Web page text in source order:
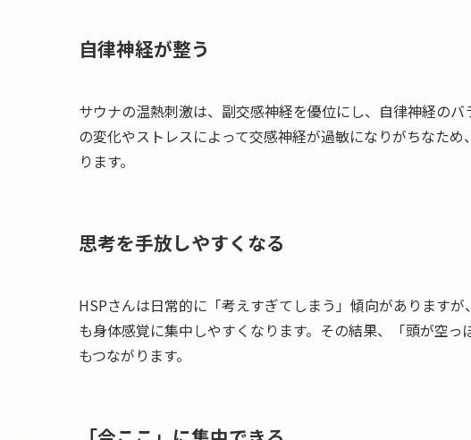
自律神経が整う
サウナの温熱刺激は、副交感神経を優位にし、自律神経の
の変化やストレスによって交感神経が過敏になりがちなた
ります。
思考を手放しやすくなる
HSPさんは日常的に「考えすぎてしまう」傾向があります
も身体感覚に集中しやすくなります。その結果、「頭が空
もつながります。